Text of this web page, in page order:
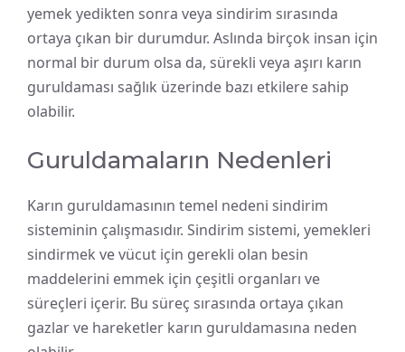
yemek yedikten sonra veya sindirim sırasında
ortaya çıkan bir durumdur. Aslında birçok insan için
normal bir durum olsa da, sürekli veya aşırı karın
guruldaması sağlık üzerinde bazı etkilere sahip
olabilir.
Guruldamaların Nedenleri
Karın guruldamasının temel nedeni sindirim
sisteminin çalışmasıdır. Sindirim sistemi, yemekleri
sindirmek ve vücut için gerekli olan besin
maddelerini emmek için çeşitli organları ve
süreçleri içerir. Bu süreç sırasında ortaya çıkan
gazlar ve hareketler karın guruldamasına neden